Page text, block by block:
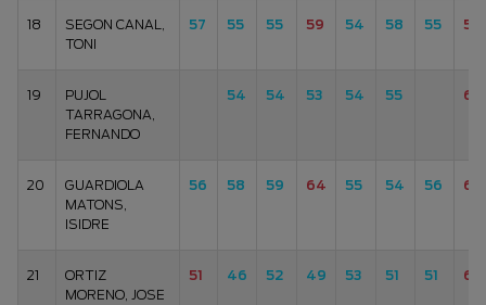
18
SEGON CANAL,
TONI
57 55 55 59 54 58 55 59
19
PUJOL
TARRAGONA,
FERNANDO
54 54 53 54 55 68
20
GUARDIOLA
MATONS,
ISIDRE
56 58 59 64 55 54 56 60
21
ORTIZ
MORENO, JOSE
51 46 52 49 53 51 51 61